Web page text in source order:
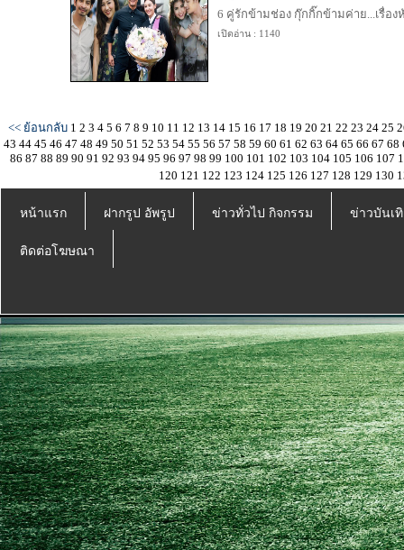
6 คู่รักข้ามช่อง กุ๊กกิ๊กข้ามค่าย...เรื่อง
เปิดอ่าน : 1140
<< ย้อนกลับ 1 2 3 4 5 6 7 8 9 10 11 12 13 14 15 16 17 18 19 20 21 22 23 24 25
43 44 45 46 47 48 49 50 51 52 53 54 55 56 57 58 59 60 61 62 63 64 65 66 67 68
86 87 88 89 90 91 92 93 94 95 96 97 98 99 100 101 102 103 104 105 106 107
120 121 122 123 124 125 126 127 128 129 130
หน้าแรก ฝากรูป อัพรูป ข่าวทั่วไป กิจกรรม ข่าวบันเ
ติดต่อโฆษณา